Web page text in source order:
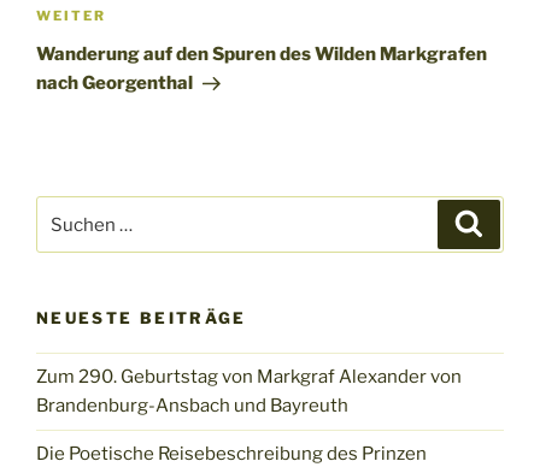
Nächster
Beitrag
WEITER
Wanderung auf den Spuren des Wilden Markgrafen
nach Georgenthal
nach:
NEUESTE BEITRÄGE
Zum 290. Geburtstag von Markgraf Alexander von
Brandenburg-Ansbach und Bayreuth
Die Poetische Reisebeschreibung des Prinzen